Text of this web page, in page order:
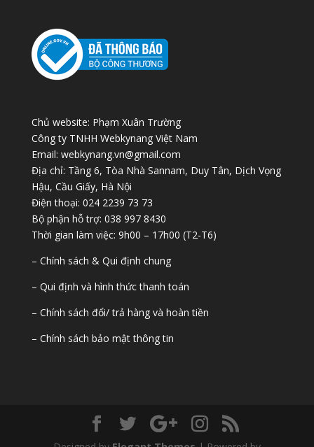
Chủ website: Phạm Xuân Trường
Công ty TNHH Webkynang Việt Nam
Email: webkynang.vn@gmail.com
Địa chỉ: Tầng 6, Tòa Nhà Sannam, Duy Tân, Dịch Vọng
Hậu, Cầu Giấy, Hà Nội
Điện thoại: 024 2239 73 73
Bộ phận hỗ trợ: 038 997 8430
Thời gian làm việc: 9h00 – 17h00 (T2-T6)
– Chính sách & Qui định chung
– Qui định và hình thức thanh toán
– Chính sách đổi/ trả hàng và hoàn tiền
– Chính sách bảo mật thông tin